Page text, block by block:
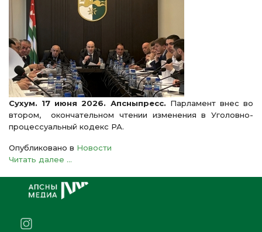
Сухум. 17 июня 2026. Апсныпресс. Парламент внес во
втором, окончательном чтении изменения в Уголовно-
процессуальный кодекс РА.
Опубликовано в Новости
Читать далее ...